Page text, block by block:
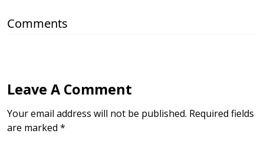
Comments
Leave A Comment
Your email address will not be published. Required fields
are marked *